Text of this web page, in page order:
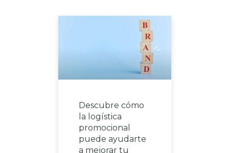
Descubre cómo
la logística
promocional
puede ayudarte
a mejorar tu